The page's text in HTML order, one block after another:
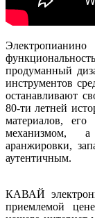
продуманный
инструментов
останавливают
80-ти летней
материалов, его
механизмом, а
аранжировки,
аутентичным.
КАВАЙ
приемлемой